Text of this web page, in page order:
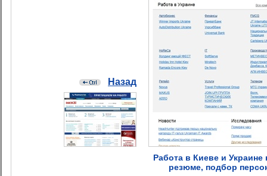
Назад
Работа в Киеве и
резюме, подбор